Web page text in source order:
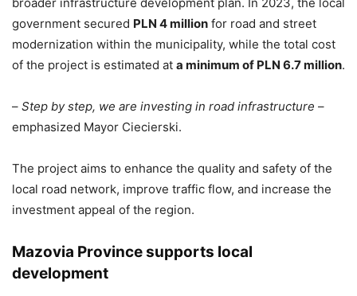
government secured PLN 4 million for road and street
modernization within the municipality, while the total cost
of the project is estimated at a minimum of PLN 6.7 million.
– Step by step, we are investing in road infrastructure –
emphasized Mayor Ciecierski.
The project aims to enhance the quality and safety of the
local road network, improve traffic flow, and increase the
investment appeal of the region.
Mazovia Province supports local
development